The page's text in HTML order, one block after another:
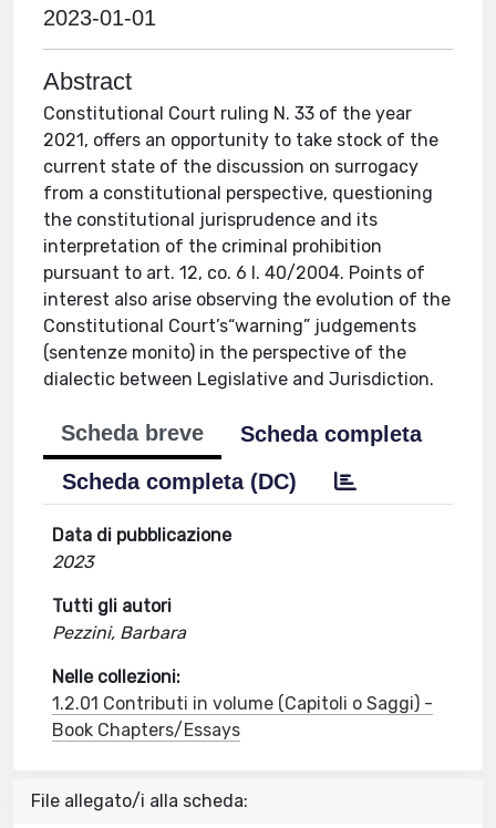
2023-01-01
Abstract
Constitutional Court ruling N. 33 of the year
2021, offers an opportunity to take stock of the
current state of the discussion on surrogacy
from a constitutional perspective, questioning
the constitutional jurisprudence and its
interpretation of the criminal prohibition
pursuant to art. 12, co. 6 l. 40/2004. Points of
interest also arise observing the evolution of the
Constitutional Court’s“warning” judgements
(sentenze monito) in the perspective of the
dialectic between Legislative and Jurisdiction.
Scheda breve
Scheda completa
Scheda completa (DC)
Data di pubblicazione
2023
Tutti gli autori
Pezzini, Barbara
Nelle collezioni:
1.2.01 Contributi in volume (Capitoli o Saggi) -
Book Chapters/Essays
File allegato/i alla scheda: